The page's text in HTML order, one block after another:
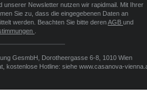
unserer Newsletter nutzen wir rapidmail. Mit Ihrer
Sie zu, dass die eingegebenen Daten an
werden. Beachten Sie bitte derenAGB und
GesmbH, Dorotheergasse 6-8, 1010 Wien
kostenlose Hotline: siehe www.casanova-